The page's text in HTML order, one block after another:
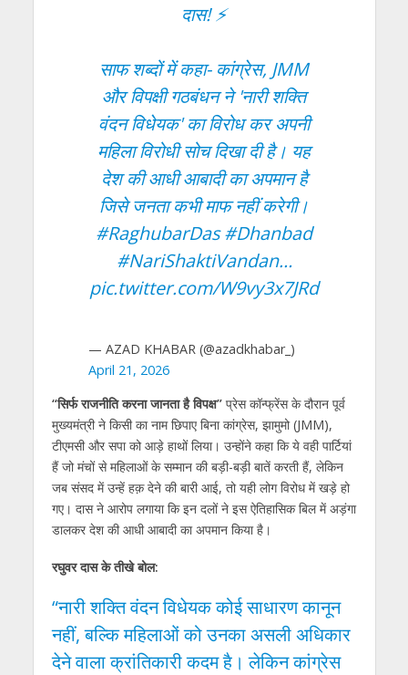
दास! ⚡
साफ शब्दों में कहा- कांग्रेस, JMM
और विपक्षी गठबंधन ने 'नारी शक्ति
वंदन विधेयक' का विरोध कर अपनी
महिला विरोधी सोच दिखा दी है। यह
देश की आधी आबादी का अपमान है
जिसे जनता कभी माफ नहीं करेगी।
#RaghubarDas #Dhanbad
#NariShaktiVandan…
pic.twitter.com/W9vy3x7JRd
— AZAD KHABAR (@azadkhabar_)
April 21, 2026
“सिर्फ राजनीति करना जानता है विपक्ष”प्रेस कॉन्फ्रेंस के दौरान पूर्व
मुख्यमंत्री ने किसी का नाम छिपाए बिना कांग्रेस, झामुमो (JMM),
टीएमसी और सपा को आड़े हाथों लिया। उन्होंने कहा कि ये वही पार्टियां
हैं जो मंचों से महिलाओं के सम्मान की बड़ी-बड़ी बातें करती हैं, लेकिन
जब संसद में उन्हें हक़ देने की बारी आई, तो यही लोग विरोध में खड़े हो
गए। दास ने आरोप लगाया कि इन दलों ने इस ऐतिहासिक बिल में अड़ंगा
डालकर देश की आधी आबादी का अपमान किया है।
रघुवर दास के तीखे बोल:
“नारी शक्ति वंदन विधेयक कोई साधारण कानून
नहीं, बल्कि महिलाओं को उनका असली अधिकार
देने वाला क्रांतिकारी कदम है। लेकिन कांग्रेस